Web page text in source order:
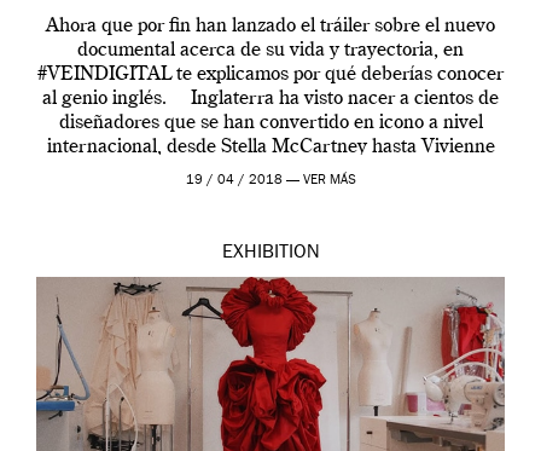
Ahora que por fin han lanzado el tráiler sobre el nuevo
documental acerca de su vida y trayectoria, en
#VEINDIGITAL te explicamos por qué deberías conocer
al genio inglés. Inglaterra ha visto nacer a cientos de
diseñadores que se han convertido en icono a nivel
internacional, desde Stella McCartney hasta Vivienne
Westwood pasando […]
19 / 04 / 2018 — VER MÁS
EXHIBITION